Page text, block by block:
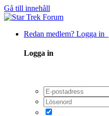
Gå till innehåll
Redan medlem? Logga in
Logga in